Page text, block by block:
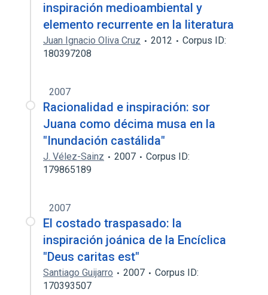
inspiración medioambiental y
elemento recurrente en la literatura
Juan Ignacio Oliva Cruz 2012
Corpus ID:
180397208
2007
Racionalidad e inspiración: sor
Juana como décima musa en la
"Inundación castálida"
J. Vélez-Sainz 2007
Corpus ID:
179865189
2007
El costado traspasado: la
inspiración joánica de la Encíclica
"Deus caritas est"
Santiago Guijarro 2007
Corpus ID:
170393507